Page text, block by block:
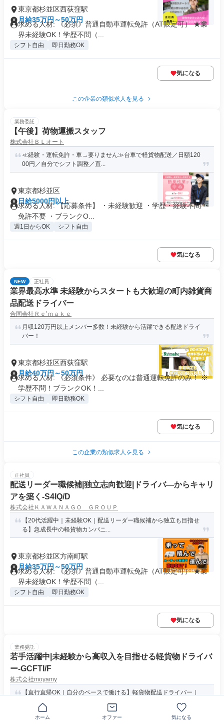
東京都杉並区西荻窪駅
月給35万円～50万円
求める人材: 《必須》普通自動車運転免許（AT限定可） ★業
界未経験OK！学歴不問（...
シフト自由 即日勤務OK
気になる
この企業の類似求人を見る
業務委託
【午後】荷物運搬スタッフ
株式会社ＢＬオート
≪経験・運転免許・車→要りません≫台車で軽貨物配送／日額120
00円／自分でシフト調整／直...
東京都杉並区
日給5000円以上
求める人材: 【応募条件】 ・未経験歓迎 ・学歴・経験不問 ・
免許不要 ・ブランクO...
週1日からOK シフト自由
気になる
NEW 正社員
業界最高水準 未経験からスタートも大歓迎の町内雑貨商
品配送ドライバー
合同会社Ｒｅ’ｍａｋｅ
月収120万円以上メンバー多数！未経験から活躍できる配送ドライ
バー！
東京都杉並区西荻窪駅
月給40万円～50万円
求める人材: 《必須条件》 必要なのは普通運転免許のみ！ ※
学歴不問！ブランクOK！...
シフト自由 即日勤務OK
気になる
この企業の類似求人を見る
正社員
配送リーダー職候補|独立志向歓迎|ドライバ―からキャリ
アを築く-S4IQ/D
株式会社ＫＡＷＡＮＡＧＯ ＧＲＯＵＰ
【20代活躍中｜未経験OK｜配送リーダー職候補から独立も目指せ
る】急成長中の軽貨物カンパニ...
東京都杉並区方南町駅
月給35万円～50万円
求める人材: 《必須》普通自動車運転免許（AT限定可） ★業
界未経験OK！学歴不問（...
シフト自由 即日勤務OK
気になる
業務委託
若手活躍中|未経験から高収入を目指せる軽貨物ドライバ
ー-GCFTI/F
株式会社moyamy
【直行直帰OK｜自分のペースで働ける】軽貨物配送ドライバー｜
未経験活躍｜月収40-85万円...
ホーム オファー 気になる